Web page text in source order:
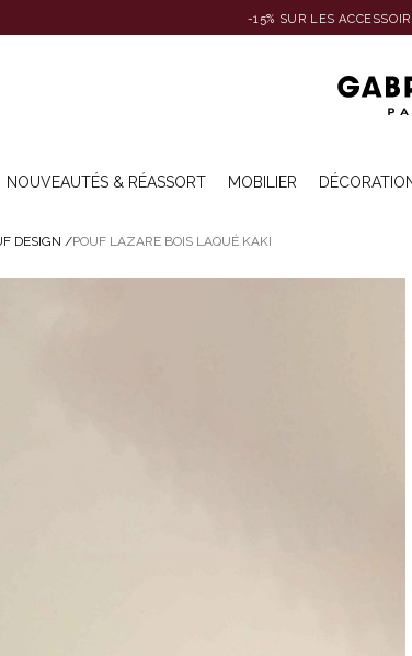
-15% SUR LES
NOUVEAUTÉS & RÉASSORT MOBILIER
DESIGN /POUF LAZARE BOIS LAQUÉ KAKI